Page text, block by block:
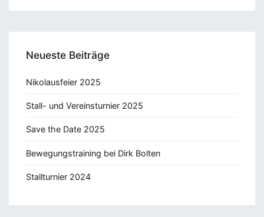
Neueste Beiträge
Nikolausfeier 2025
Stall- und Vereinsturnier 2025
Save the Date 2025
Bewegungstraining bei Dirk Bolten
Stallturnier 2024